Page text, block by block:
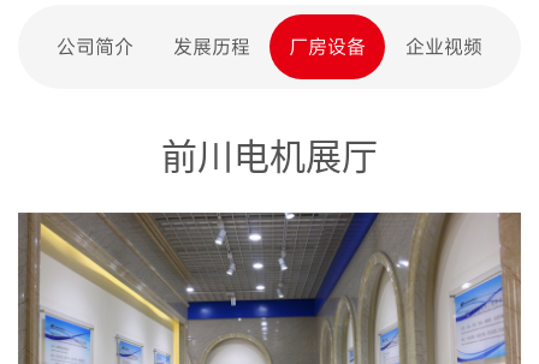
公司简介 发展历程 厂房设备 企业视频
前川电机展厅